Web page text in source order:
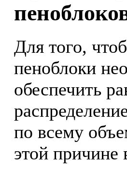
Для того,
пеноблоки
обеспечить
по всему
этой причине